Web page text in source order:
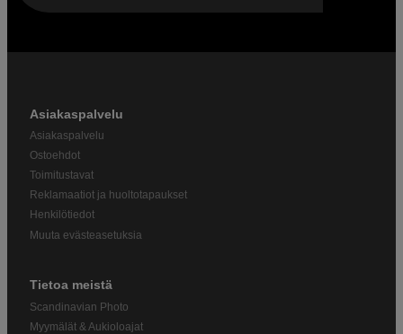
Asiakaspalvelu
Asiakaspalvelu
Ostoehdot
Toimitustavat
Reklamaatiot ja huoltotapaukset
Henkilötiedot
Muuta evästeasetuksia
Tietoa meistä
Scandinavian Photo
Myymälät & Aukioloajat